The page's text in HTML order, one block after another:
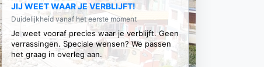
JIJ WEET WAAR JE VERBLIJFT!
Duidelijkheid vanaf het eerste moment
Je weet vooraf precies waar je verblijft. Geen
verrassingen. Speciale wensen? We passen
het graag in overleg aan.